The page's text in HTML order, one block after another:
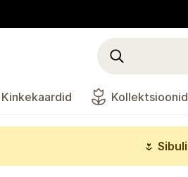
Kinkekaardid Kollektsioonid
🌷